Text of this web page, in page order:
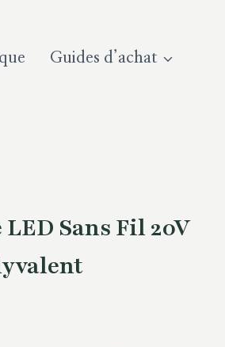
Guides d’achat
Sans Fil 20V